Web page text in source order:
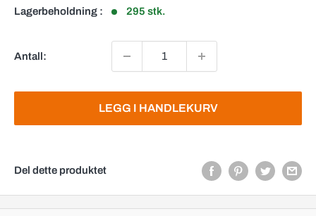
Lagerbeholdning : 295 stk.
Antall:
LEGG I HANDLEKURV
Del dette produktet